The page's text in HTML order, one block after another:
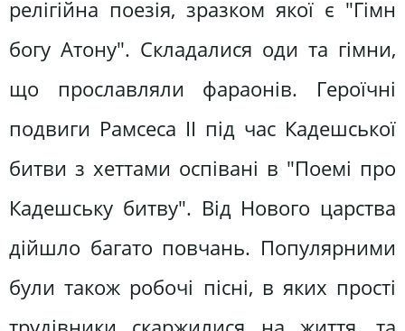
релігійна поезія, зразком якої є "Гімн
богу Атону". Складалися оди та гімни,
що прославляли фараонів. Героїчні
подвиги Рамсеса II під час Кадешської
битви з хеттами оспівані в "Поемі про
Кадешську битву". Від Нового царства
дійшло багато повчань. Популярними
були також робочі пісні, в яких прості